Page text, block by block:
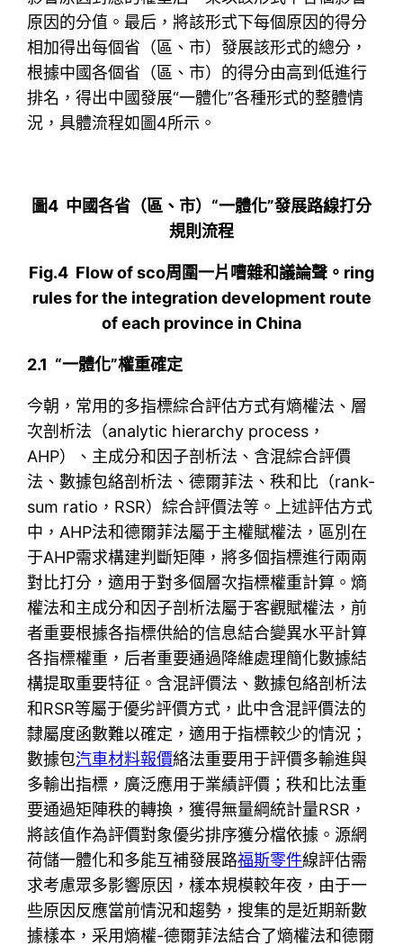
原因的分值。最后，將該形式下每個原因的得分
相加得出每個省（區、市）發展該形式的總分，
根據中國各個省（區、市）的得分由高到低進行
排名，得出中國發展“一體化”各種形式的整體情
況，具體流程如圖4所示。
圖4 中國各省（區、市）“一體化”發展路線打分
規則流程
Fig.4 Flow of sco周圍一片嘈雜和議論聲。ring
rules for the integration development route
of each province in China
2.1 “一體化”權重確定
今朝，常用的多指標綜合評估方式有熵權法、層
次剖析法（analytic hierarchy process，
AHP）、主成分和因子剖析法、含混綜合評價
法、數據包絡剖析法、德爾菲法、秩和比（rank-
sum ratio，RSR）綜合評價法等。上述評估方式
中，AHP法和德爾菲法屬于主權賦權法，區別在
于AHP需求構建判斷矩陣，將多個指標進行兩兩
對比打分，適用于對多個層次指標權重計算。熵
權法和主成分和因子剖析法屬于客觀賦權法，前
者重要根據各指標供給的信息結合變異水平計算
各指標權重，后者重要通過降維處理簡化數據結
構提取重要特征。含混評價法、數據包絡剖析法
和RSR等屬于優劣評價方式，此中含混評價法的
隸屬度函數難以確定，適用于指標較少的情況；
數據包汽車材料報價絡法重要用于評價多輸進與
多輸出指標，廣泛應用于業績評價；秩和比法重
要通過矩陣秩的轉換，獲得無量綱統計量RSR，
將該值作為評價對象優劣排序獲分檔依據。源網
荷儲一體化和多能互補發展路福斯零件線評估需
求考慮眾多影響原因，樣本規模較年夜，由于一
些原因反應當前情況和趨勢，搜集的是近期新數
據樣本，采用熵權-德爾菲法結合了熵權法和德爾